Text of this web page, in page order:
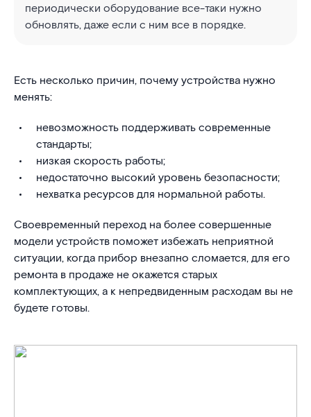
периодически оборудование все-таки нужно
обновлять, даже если с ним все в порядке.
Есть несколько причин, почему устройства нужно
менять:
невозможность поддерживать современные
стандарты;
низкая скорость работы;
недостаточно высокий уровень безопасности;
нехватка ресурсов для нормальной работы.
Своевременный переход на более совершенные
модели устройств поможет избежать неприятной
ситуации, когда прибор внезапно сломается, для его
ремонта в продаже не окажется старых
комплектующих, а к непредвиденным расходам вы не
будете готовы.